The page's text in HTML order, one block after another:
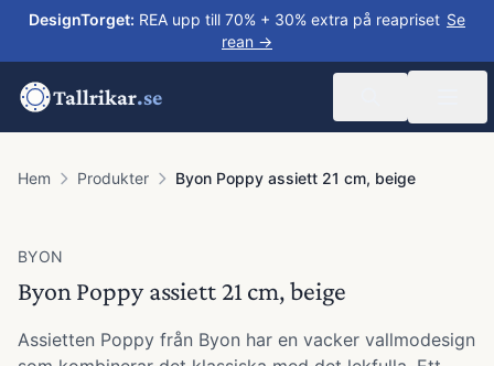
DesignTorget: REA upp till 70% + 30% extra på reapriset Se
rean →
Tallrikar.se
Hem Produkter Byon Poppy assiett 21 cm, beige
BYON
Byon Poppy assiett 21 cm, beige
Assietten Poppy från Byon har en vacker vallmodesign